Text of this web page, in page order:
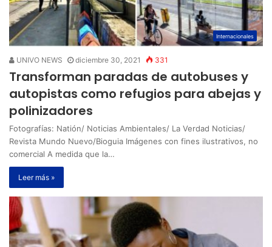
Internacionales
UNIVO NEWS diciembre 30, 2021 331
Transforman paradas de autobuses y
autopistas como refugios para abejas y
polinizadores
Fotografías: Natión/ Noticias Ambientales/ La Verdad Noticias/
Revista Mundo Nuevo/Bioguia Imágenes con fines ilustrativos, no
comercial A medida que la…
Leer más »